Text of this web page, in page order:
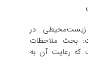
زیست‌محیطی در
بحث ملاحظات
رعایت آن به